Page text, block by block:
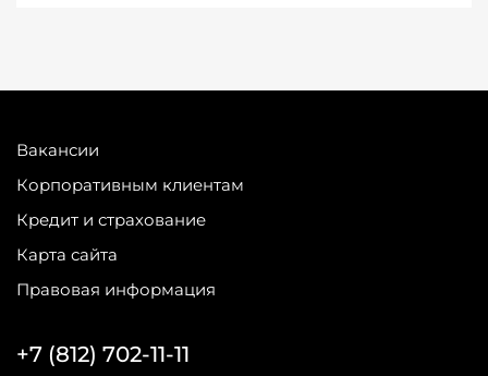
Вакансии
Корпоративным клиентам
Кредит и страхование
Карта сайта
Правовая информация
+7 (812) 702-11-11